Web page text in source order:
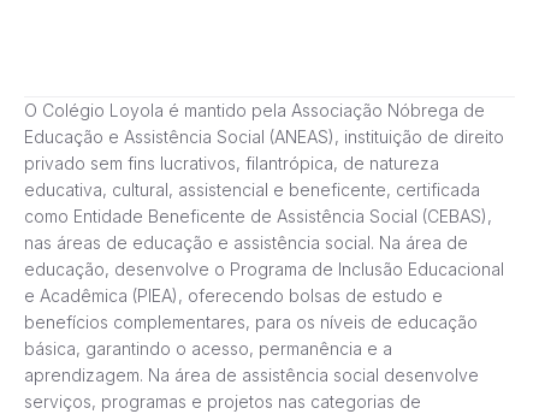
O Colégio Loyola é mantido pela Associação Nóbrega de
Educação e Assistência Social (ANEAS), instituição de direito
privado sem fins lucrativos, filantrópica, de natureza
educativa, cultural, assistencial e beneficente, certificada
como Entidade Beneficente de Assistência Social (CEBAS),
nas áreas de educação e assistência social. Na área de
educação, desenvolve o Programa de Inclusão Educacional
e Acadêmica (PIEA), oferecendo bolsas de estudo e
benefícios complementares, para os níveis de educação
básica, garantindo o acesso, permanência e a
aprendizagem. Na área de assistência social desenvolve
serviços, programas e projetos nas categorias de